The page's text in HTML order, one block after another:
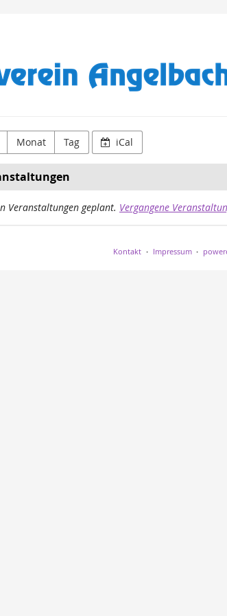
Monat Tag iCal
Veranstaltungen geplant. Vergangene
Kontakt Impressum